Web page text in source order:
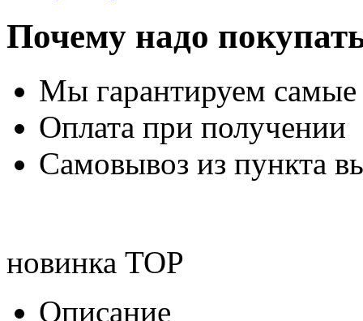
Почему надо
Мы гарантируем
Оплата при получении
Самовывоз из пункта
новинка TOP
Описание